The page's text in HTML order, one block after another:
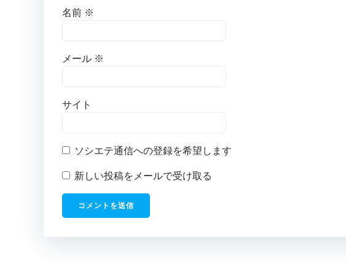
名前 ※
メール ※
サイト
ソシエテ通信への登録を希望します
新しい投稿をメールで受け取る